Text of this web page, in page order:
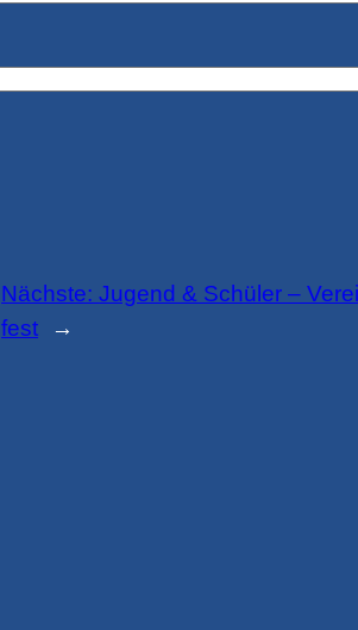
Nächste:Jugend & Schüler –
fest
→